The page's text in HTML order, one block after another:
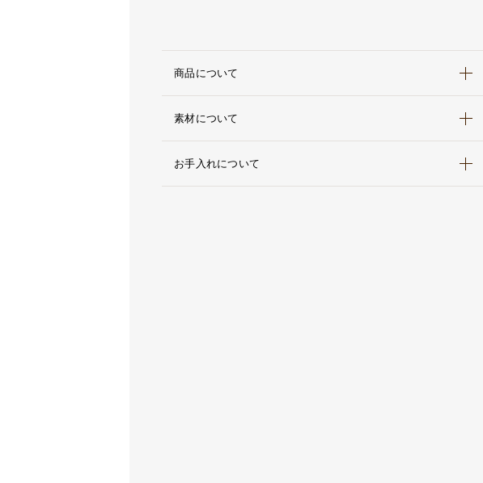
商品について
素材について
お手入れについて